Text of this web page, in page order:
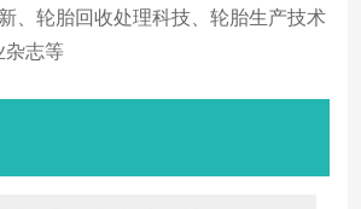
、轮胎回收处理科技、轮胎生产技术
杂志等